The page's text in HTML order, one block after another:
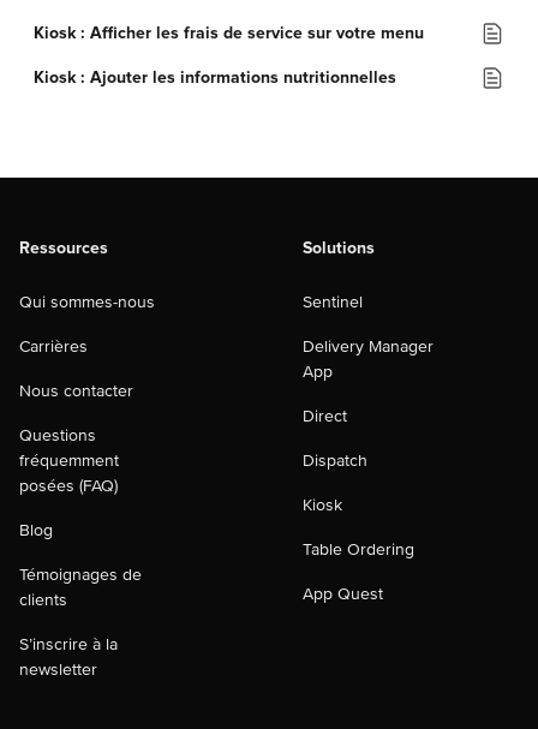
Kiosk : Afficher les frais de service sur votre menu
Kiosk : Ajouter les informations nutritionnelles
Ressources
Qui sommes-nous
Carrières
Nous contacter
Questions
fréquemment
posées (FAQ)
Blog
Témoignages de
clients
S’inscrire à la
newsletter
Solutions
Sentinel
Delivery Manager
App
Direct
Dispatch
Kiosk
Table Ordering
App Quest